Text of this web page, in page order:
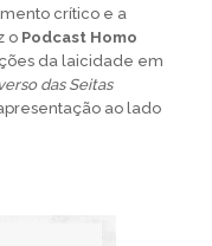
crítico e a
o Podcast Homo
da laicidade em
das Seitas
ao lado